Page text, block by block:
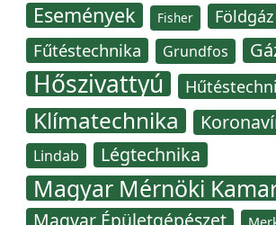
Események Fisher Földgáz
Fűtéstechnika Grundfos
Hőszivattyú
Klímatechnika
Lindab Légtechnika
Magyar Mérnöki
Magyar Épületgépészet